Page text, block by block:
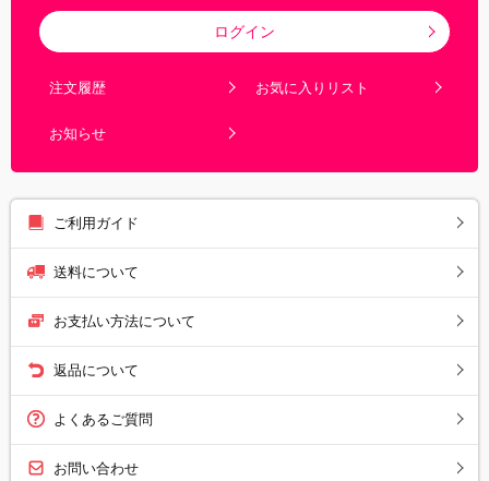
ログイン
注文履歴 お気に入りリスト
お知らせ
ご利用ガイド
送料について
お支払い方法について
返品について
よくあるご質問
お問い合わせ